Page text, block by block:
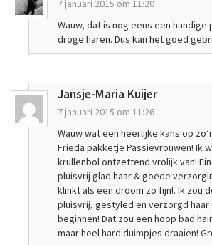
7 januari 2015 om 11:20
Wauw, dat is nog eens een handige
droge haren. Dus kan het goed
Jansje-Maria Kuijer
7 januari 2015 om 11:26
Wauw wat een heerlijke kans op
Frieda pakketje Passievrouwen! Ik
krullenbol ontzettend vrolijk van!
pluisvrij glad haar & goede
klinkt als een droom zo fijn!. Ik zou
pluisvrij, gestyled en verzorgd haar
beginnen! Dat zou een hoop bad
maar heel hard duimpjes draaien!